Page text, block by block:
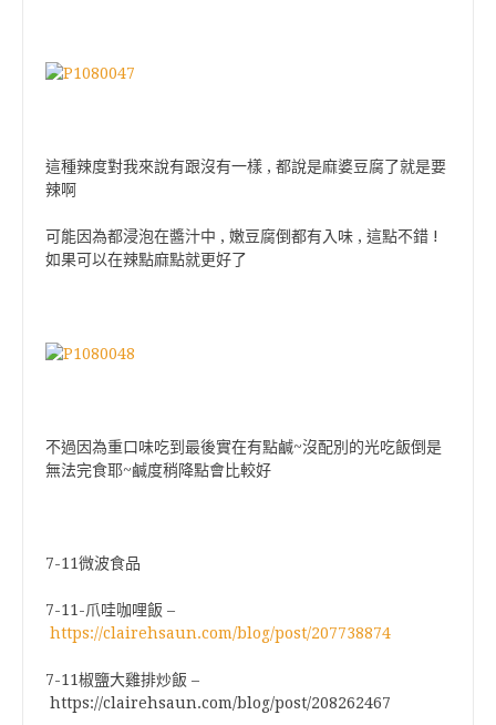
這種辣度對我來說有跟沒有一樣 , 都說是麻婆豆腐了就是要
辣啊
可能因為都浸泡在醬汁中 , 嫩豆腐倒都有入味 , 這點不錯 !
如果可以在辣點麻點就更好了
不過因為重口味吃到最後實在有點鹹~沒配別的光吃飯倒是
無法完食耶~鹹度稍降點會比較好
7-11微波食品
7-11-爪哇咖哩飯 –
https://clairehsaun.com/blog/post/207738874
7-11椒鹽大雞排炒飯 –
https://clairehsaun.com/blog/post/208262467